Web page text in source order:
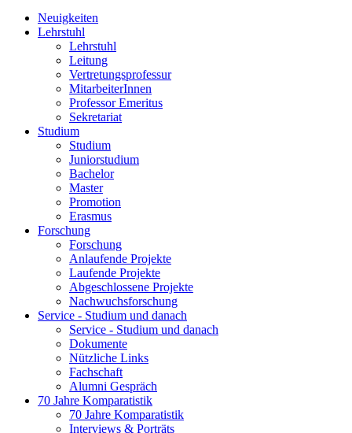
Neuigkeiten
Lehrstuhl
Lehrstuhl
Leitung
Vertretungsprofessur
MitarbeiterInnen
Professor Emeritus
Sekretariat
Studium
Studium
Juniorstudium
Bachelor
Master
Promotion
Erasmus
Forschung
Forschung
Anlaufende Projekte
Laufende Projekte
Abgeschlossene Projekte
Nachwuchsforschung
Service - Studium und danach
Service - Studium und danach
Dokumente
Nützliche Links
Fachschaft
Alumni Gespräch
70 Jahre Komparatistik
70 Jahre Komparatistik
Interviews & Porträts